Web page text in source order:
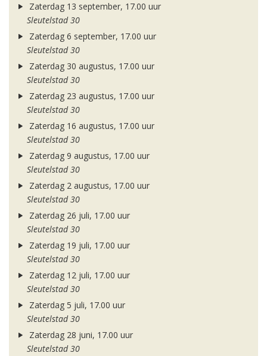
Zaterdag 13 september, 17.00 uur
Sleutelstad 30
Zaterdag 6 september, 17.00 uur
Sleutelstad 30
Zaterdag 30 augustus, 17.00 uur
Sleutelstad 30
Zaterdag 23 augustus, 17.00 uur
Sleutelstad 30
Zaterdag 16 augustus, 17.00 uur
Sleutelstad 30
Zaterdag 9 augustus, 17.00 uur
Sleutelstad 30
Zaterdag 2 augustus, 17.00 uur
Sleutelstad 30
Zaterdag 26 juli, 17.00 uur
Sleutelstad 30
Zaterdag 19 juli, 17.00 uur
Sleutelstad 30
Zaterdag 12 juli, 17.00 uur
Sleutelstad 30
Zaterdag 5 juli, 17.00 uur
Sleutelstad 30
Zaterdag 28 juni, 17.00 uur
Sleutelstad 30